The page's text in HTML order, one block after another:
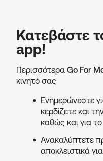
Κατεβάστε
app!
Περισσότερα Go For
κινητό σας
Ενημερώνεστε
κερδίζετε και
καθώς και για
Ανακαλύπτετε
αποκλειστικά